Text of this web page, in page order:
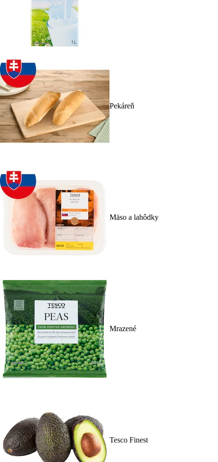
Pekáreň
Mäso a lahôdky
Mrazené
Tesco Finest